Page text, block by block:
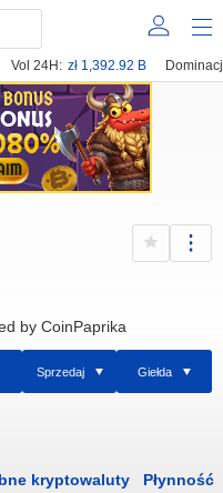
Vol 24H: zł 1,392.92 B
by CoinPaprika
Sprzedaj Giełda
kryptowaluty Płynność